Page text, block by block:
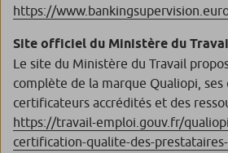
https://
Site officiel du Ministère du
Le site du Ministère du Travail
complète de la marque Qualiopi,
certificateurs accrédités et des
https://travail-emploi.gouv.fr/
certification-qualite-des-